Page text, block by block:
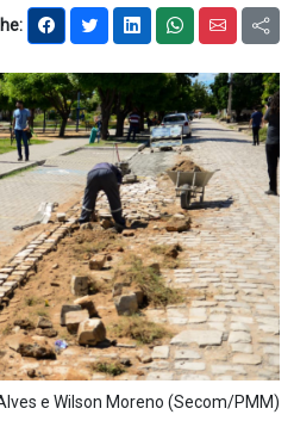
PESQUISAR
e Wilson Moreno (Secom/PMM)